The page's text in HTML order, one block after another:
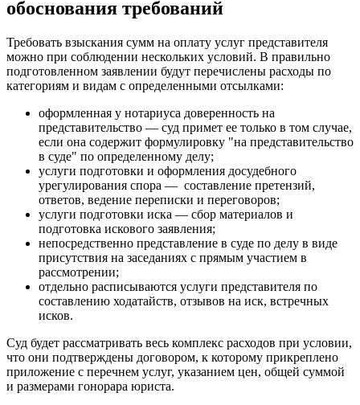
обоснования требований
Требовать взыскания сумм на оплату услуг представителя
можно при соблюдении нескольких условий. В правильно
подготовленном заявлении будут перечислены расходы по
категориям и видам с определенными отсылками:
оформленная у нотариуса доверенность на
представительство — суд примет ее только в том случае,
если она содержит формулировку "на представительство
в суде" по определенному делу;
услуги подготовки и оформления досудебного
урегулирования спора — составление претензий,
ответов, ведение переписки и переговоров;
услуги подготовки иска — сбор материалов и
подготовка искового заявления;
непосредственно представление в суде по делу в виде
присутствия на заседаниях с прямым участием в
рассмотрении;
отдельно расписываются услуги представителя по
составлению ходатайств, отзывов на иск, встречных
исков.
Суд будет рассматривать весь комплекс расходов при условии,
что они подтверждены договором, к которому прикреплено
приложение с перечнем услуг, указанием цен, общей суммой
и размерами гонорара юриста.